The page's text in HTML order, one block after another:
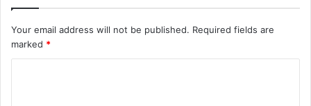
Your email address will not be published. Required fields are
marked *